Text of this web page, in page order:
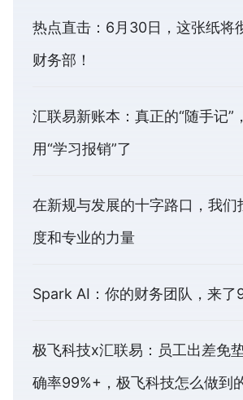
热点直击：6月30日，这张纸将
财务部！
汇联易新账本：真正的“随手记”
用“学习报销”了
在新规与发展的十字路口，我们
度和专业的力量
Spark AI：你的财务团队，来了
极飞科技x汇联易：员工出差免
确率99%+，极飞科技怎么做到